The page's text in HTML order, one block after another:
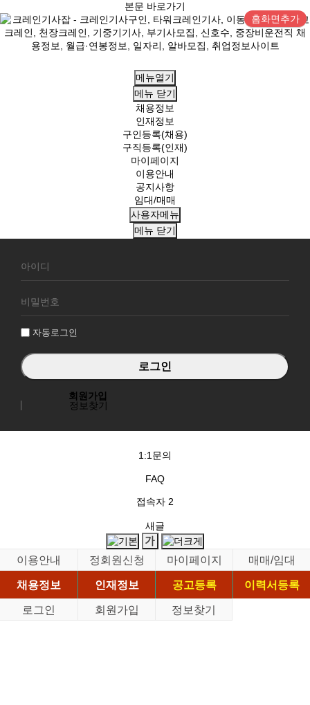
본문 바로가기
홈화면추가
메뉴열기
메뉴 닫기
채용정보
인재정보
구인등록(채용)
구직등록(인재)
마이페이지
이용안내
공지사항
임대/매매
사용자메뉴
메뉴 닫기
원
그
자동로그인
회원가입
정보찾기
1:1문의
FAQ
접속자 2
새글
이용안내 정회원신청 마이페이지
매매/임대
채용정보
인재정보 공고등록
이력서등록
로그인
회원가입 정보찾기